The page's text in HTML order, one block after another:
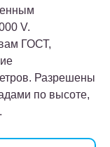
V.
ГОСТ,
Разрешены
по высоте,